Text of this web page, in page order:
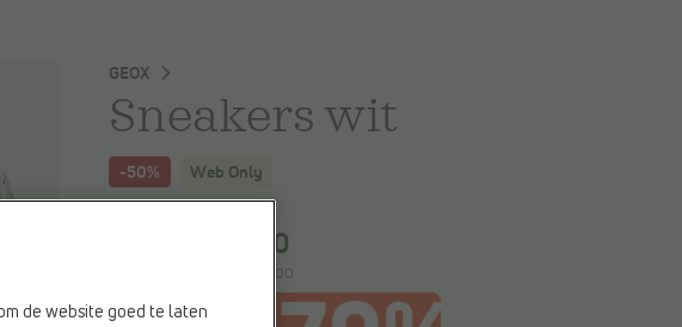
GEOX
Sneakers wit
-50% Web Only
€ 55,00
de website goed te laten